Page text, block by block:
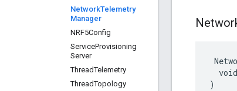
NetworkTelemetry
Manager
NRF5Config
ServiceProvisioning
Server
ThreadTelemetry
ThreadTopology
  void
)